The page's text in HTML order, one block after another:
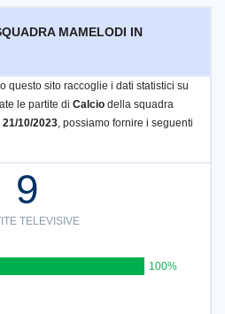
MAMELODI IN
questo sito raccoglie i dati statistici su
le partite di Calcio della squadra
21/10/2023, possiamo fornire i seguenti
9
TELEVISIVE
100%